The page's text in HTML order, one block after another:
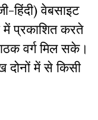
हिंदी) वेबसाइट
में प्रकाशित करते
वर्ग मिल सके।
में से किसी